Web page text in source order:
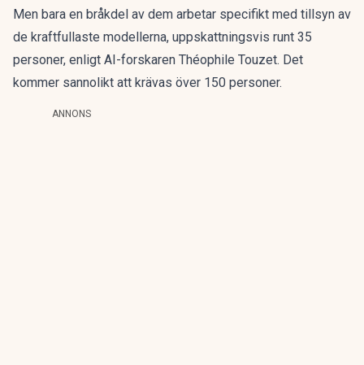
Men bara en bråkdel av dem arbetar specifikt med tillsyn av
de kraftfullaste modellerna, uppskattningsvis runt 35
personer, enligt AI-forskaren Théophile Touzet. Det
kommer sannolikt att krävas över 150 personer.
ANNONS